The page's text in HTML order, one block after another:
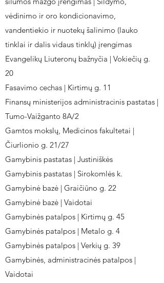
vėdinimo ir oro kondicionavimo,
vandentiekio ir nuotekų šalinimo (lauko
tinklai ir dalis vidaus tinklų) įrengimas
Evangelikų Liuteronų bažnyčia | Vokiečių g.
20
Fasavimo cechas | Kirtimų g. 11
Finansų ministerijos administracinis pastatas |
Tumo-Vaižganto 8A/2
Gamtos mokslų, Medicinos fakultetai |
Čiurlionio g. 21/27
Gamybinis pastatas | Justiniškės
Gamybinis pastatas | Sirokomlės k.
Gamybinė bazė | Graičiūno g. 22
Gamybinė bazė | Vaidotai
Gamybinės patalpos | Kirtimų g. 45
Gamybinės patalpos | Metalo g. 4
Gamybinės patalpos | Verkių g. 39
Gamybinės, administracinės patalpos |
Vaidotai